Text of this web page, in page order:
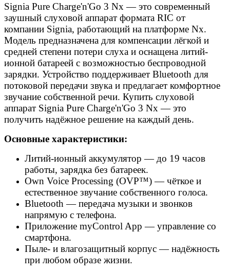
Signia Pure Charge'n'Go 3 Nx — это современный
заушный слуховой аппарат формата RIC от
компании Signia, работающий на платформе Nx.
Модель предназначена для компенсации лёгкой и
средней степени потери слуха и оснащена литий-
ионной батареей с возможностью беспроводной
зарядки. Устройство поддерживает Bluetooth для
потоковой передачи звука и предлагает комфортное
звучание собственной речи. Купить слуховой
аппарат Signia Pure Charge'n'Go 3 Nx — это
получить надёжное решение на каждый день.
Основные характеристики:
Литий-ионный аккумулятор — до 19 часов
работы, зарядка без батареек.
Own Voice Processing (OVP™) — чёткое и
естественное звучание собственного голоса.
Bluetooth — передача музыки и звонков
напрямую с телефона.
Приложение myControl App — управление со
смартфона.
Пыле- и влагозащитный корпус — надёжность
при любом образе жизни.